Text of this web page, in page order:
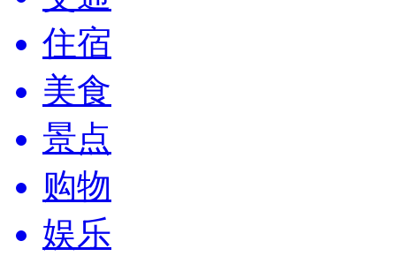
住宿
美食
景点
购物
娱乐